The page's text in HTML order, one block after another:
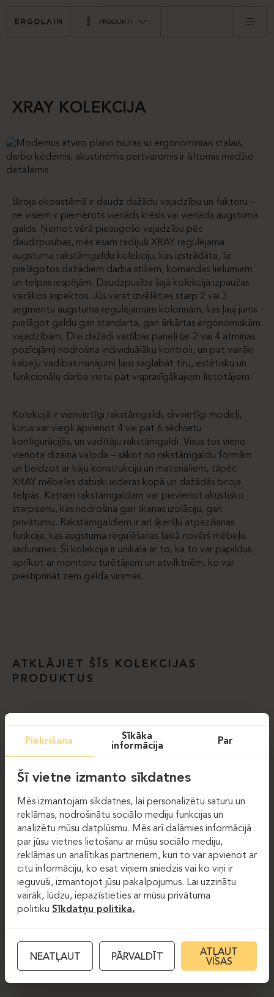
PRODUKTI
XRAY KOLEKCIJA
Biroja ekosistēmā ir daudz dažādu vajadzību un faktoru –
ne visiem ir piemērots vienāds krēsls vai vienāda augstuma
galds. Ņemot vērā pieaugošo vajadzību pēc
daudzpusības, mēs esam radījuši XRAY regulējama
augstuma rakstāmgaldu kolekciju, kas izstrādāta, lai
pielāgotos dažādiem darba stiliem, komandas lielumiem
un telpas iespējām. Daudzpusība šajā kolekcijā izpaužas
vairākos aspektos. Jūs varat izvēlēties starp 2 vai 3
segmentu augstuma regulējamām kolonnām, kas ļauj jums
pielāgot galdu gan standarta, gan ārkārtas ergonomiskām
vajadzībām. Divi dažādi vadības paneļi (ar 2 vai 4 atmiņas
pozīcijām) nodrošina individuālāku kontroli, un pat vairāki
kabeļu vadības risinājumi ļaus saglabāt tīru, estētisku un
funkcionālu darba vietu pat visprasīgākajiem lietotājiem.
Kolekcijā ir vienvietīgi rakstāmgaldi, divvietīgi modeļi,
kurus var viegli apvienot 4 vai pat 6 sēdvietu
konfigurācijās, un vadītāju rakstāmgaldi. Visus tos vieno
vienota dizaina valoda – sākot no rakstāmgaldu formām
un beidzot ar kāju konstrukciju un materiāliem, tāpēc
XRAY mēbeles dabiski iederas kopā un dažādās biroja
telpās. Katram rakstāmgaldam var pievienot akustisko
starpsienu, kas nodrošina gan skaņas izolāciju, gan
privātumu. Rakstāmgaldiem ir arī šķēršļu atpazīšanas
funkcija, kas augstuma regulēšanas laikā novērš mēbeļu
sadursmes. Šī kolekcija ir unikāla ar to, ka to var papildus
aprīkot ar monitoru turētājiem un atvilktnēm, ko var
piestiprināt zem galda virsmas.
ATKLĀJIET ŠĪS KOLEKCIJAS
PRODUKTUS
XRAY
Piekrišana
Sīkāka
informācija
Par
Šī vietne izmanto sīkdatnes
Mēs izmantojam sīkdatnes, lai personalizētu saturu un
reklāmas, nodrošinātu sociālo mediju funkcijas un
analizētu mūsu datplūsmu. Mēs arī dalāmies informācijā
par jūsu vietnes lietošanu ar mūsu sociālo mediju,
reklāmas un analītikas partneriem, kuri to var apvienot ar
citu informāciju, ko esat viņiem sniedzis vai ko viņi ir
ieguvuši, izmantojot jūsu pakalpojumus. Lai uzzinātu
vairāk, lūdzu, iepazīstieties ar mūsu privātuma
politiku Sīkdatņu politika.
NEATĻAUT PĀRVALDĪT
ATĻAUT
VISAS